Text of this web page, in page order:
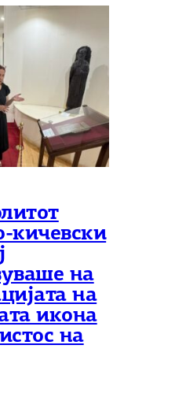
кичевски
на
на
икона
на